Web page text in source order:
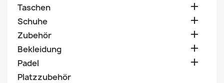
Taschen 
Schuhe 
Zubehör 
Bekleidung 
Padel 
Platzzubehör